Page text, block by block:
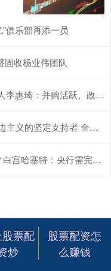
俱乐部再添一员
固收杨业伟团队
政策加持 中国企业出海迈入新阶段
支持者 全球经济重要贡献者
：央行需完全独立于特朗普！
票配
炒
股票配资怎
么赚钱